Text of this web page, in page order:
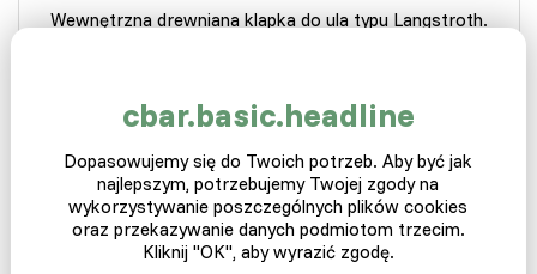
Wewnętrzna drewniana klapka do ula typu Langstroth.
Dodaj do koszyka
NA MAGAZYNIE
cbar.basic.headline
Dopasowujemy się do Twoich potrzeb. Aby być jak
najlepszym, potrzebujemy Twojej zgody na
wykorzystywanie poszczególnych plików cookies
oraz przekazywanie danych podmiotom trzecim.
Kliknij "OK", aby wyrazić zgodę.